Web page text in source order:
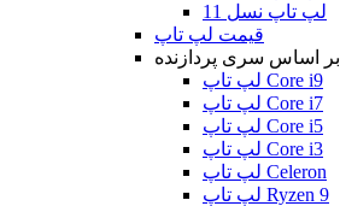
لپ تاپ نسل 11
قیمت لپ تاپ
بر اساس سری پردازنده
لپ تاپ Core i9
لپ تاپ Core i7
لپ تاپ Core i5
لپ تاپ Core i3
لپ تاپ Celeron
لپ تاپ Ryzen 9